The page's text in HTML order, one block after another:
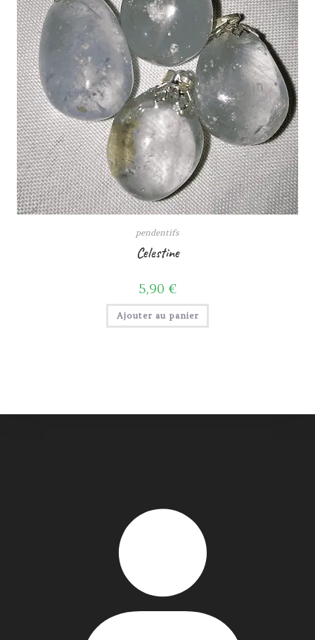
pendentifs
Celestine
5,90 €
Ajouter au panier